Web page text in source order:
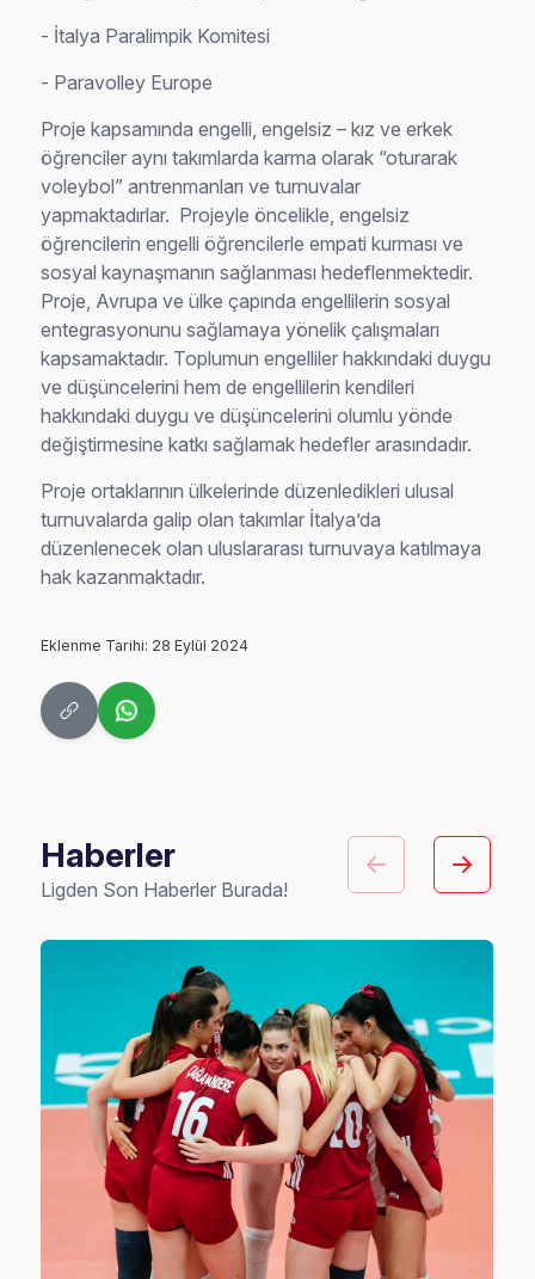
- İtalya Paralimpik Komitesi
- Paravolley Europe
Proje kapsamında engelli, engelsiz – kız ve erkek
öğrenciler aynı takımlarda karma olarak “oturarak
voleybol” antrenmanları ve turnuvalar
yapmaktadırlar. Projeyle öncelikle, engelsiz
öğrencilerin engelli öğrencilerle empati kurması ve
sosyal kaynaşmanın sağlanması hedeflenmektedir.
Proje, Avrupa ve ülke çapında engellilerin sosyal
entegrasyonunu sağlamaya yönelik çalışmaları
kapsamaktadır. Toplumun engelliler hakkındaki duygu
ve düşüncelerini hem de engellilerin kendileri
hakkındaki duygu ve düşüncelerini olumlu yönde
değiştirmesine katkı sağlamak hedefler arasındadır.
Proje ortaklarının ülkelerinde düzenledikleri ulusal
turnuvalarda galip olan takımlar İtalya’da
düzenlenecek olan uluslararası turnuvaya katılmaya
hak kazanmaktadır.
Eklenme Tarihi: 28 Eylül 2024
Haberler
Ligden Son Haberler Burada!